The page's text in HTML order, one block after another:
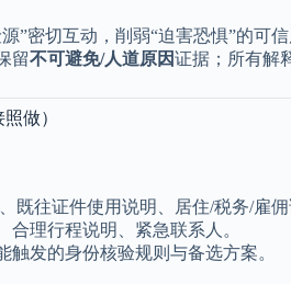
”密切互动，削弱“迫害恐惧”的可信
留不可避免/人道原因证据；所有解
做）
既往证件使用说明、居住/税务/雇佣
合理行程说明、紧急联系人。
触发的身份核验规则与备选方案。